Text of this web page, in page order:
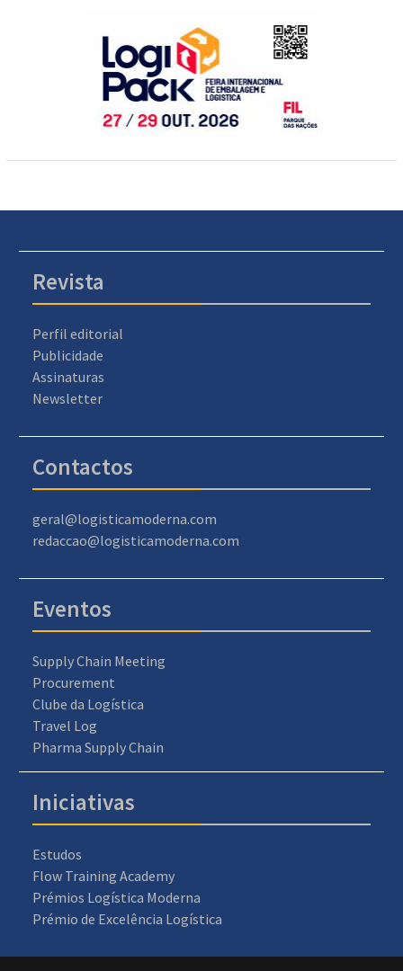
Revista
Perfil editorial
Publicidade
Assinaturas
Newsletter
Contactos
geral@logisticamoderna.com
redaccao@logisticamoderna.com
Eventos
Supply Chain Meeting
Procurement
Clube da Logística
Travel Log
Pharma Supply Chain
Iniciativas
Estudos
Flow Training Academy
Prémios Logística Moderna
Prémio de Excelência Logística